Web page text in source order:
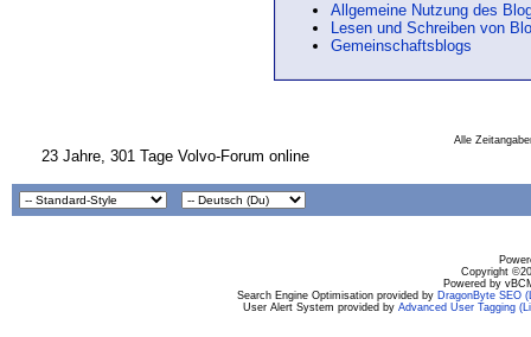
Allgemeine Nutzung des
Lesen und Schreiben von
Gemeinschaftsblogs
Alle
23 Jahre, 301 Tage Volvo-Forum online
Copyright
Powered by
Search Engine Optimisation provided by DragonByte SEO
User Alert System provided by Advanced User Tagging